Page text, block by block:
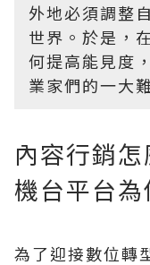
外地必須調整
世界。於是，
何提高能見度
業家們的一大
內容行銷
機台平台為
為了迎接數位轉